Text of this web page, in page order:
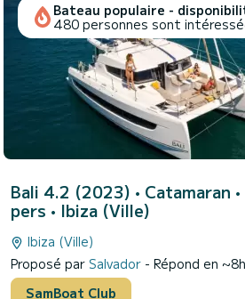
Bateau populaire -
480 personnes sont
Bali 4.2 (2023) • Catamaran
pers • Ibiza (Ville)
Ibiza (Ville)
Proposé par Salvador - Répond en ~8h
SamBoat Club